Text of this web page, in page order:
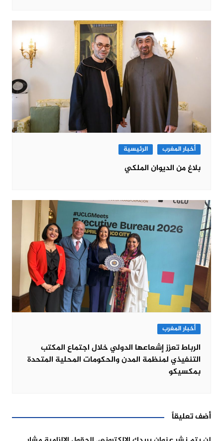
أخبار المغرب الرئيسية
بلاغ من الديوان الملكي
أخبار المغرب
الرباط تعزز إشعاعها الدولي خلال اجتماع المكتب
التنفيذي لمنظمة المدن والحكومات المحلية المتحدة
بمكسيكو
أضف تعليقاً